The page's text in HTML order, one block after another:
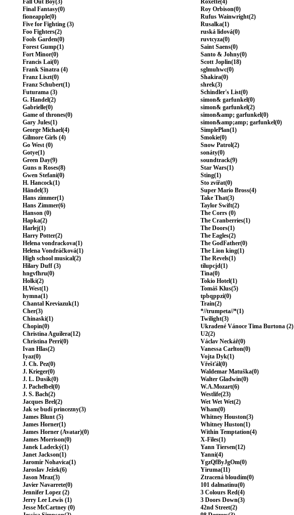
Fall Out Boy(3)
Final Fantasy(0)
fioneapple(0)
Five for Fighting (3)
Foo Fighters(2)
Fools Garden(0)
Forest Gump(1)
Fort Minor(0)
Francis Lai(0)
Frank Sinatra (4)
Franz Liszt(0)
Franz Schubert(1)
Futurama (3)
G. Handel(2)
Gabrielle(0)
Game of thrones(0)
Gary Jules(1)
George Michael(4)
Gilmore Girls (4)
Go West (0)
Gotye(1)
Green Day(9)
Guns n Roses(8)
Gwen Stefani(0)
H. Hancock(1)
Händel(3)
Hans zimmer(1)
Hans Zimmer(6)
Hanson (0)
Hapka(2)
Harlej(1)
Harry Potter(2)
Helena vondrackova(1)
Helena Vondráčková(1)
High school musical(2)
Hilary Duff (3)
hngvfhru(0)
Holki(2)
H.West(1)
hymna(1)
Chantal Kreviazuk(1)
Cher(3)
Chinaski(1)
Chopin(0)
Christina Aguilera(12)
Christina Perri(0)
Ivan Hlas(2)
Iyaz(0)
J. Ch. Pez(0)
J. Krieger(0)
J. L. Dusík(0)
J. Pachelbel(0)
J. S. Bach(2)
Jacques Brel(2)
Jak se budí princezny(3)
James Blunt (5)
James Horner(1)
James Horner (Avatar)(0)
James Morrison(0)
Janek Ladecký(1)
Janet Jackson(1)
Jaromír Nohavica(1)
Jaroslav Ježek(6)
Jason Mraz(3)
Javier Navarrete(0)
Jennifer Lopez (2)
Jerry Lee Lewis (1)
Jesse McCartney (0)
Roxette(4)
Roy Orbison(0)
Rufus Wainwright(2)
Rusalka(1)
ruská lidová(0)
ruvtcyza(0)
Saint Saens(0)
Santo & Johny(0)
Scott Joplin(18)
sglmuhwc(0)
Shakira(0)
shrek(3)
Schindler's List(0)
simon& garfunkel(0)
simon& garfunkel(2)
simon&amp; garfunkel(0)
simon&amp;amp; garfunkel(0)
SimplePlan(1)
Smokie(0)
Snow Patrol(2)
sonáty(0)
soundtrack(9)
Star Wars(1)
Sting(1)
Sto zvířat(0)
Super Mario Bross(4)
Take That(3)
Taylor Swift(2)
The Corrs (0)
The Cranberries(1)
The Doors(1)
The Eagles(2)
The GodFather(0)
The Lion king(1)
The Revels(1)
tilupcjd(1)
Tina(0)
Tokio Hotel(1)
Tomáš Klus(5)
tpbqppzi(0)
Train(2)
*//trumpeta//*(1)
Twilight(3)
Ukradené Vánoce Tima Burtona (2)
U2(2)
Václav Neckář(0)
Vanessa Carlton(0)
Vojta Dyk(1)
Vřešťál(0)
Waldemar Matuška(0)
Walter Gladwin(0)
W.A.Mozart(6)
Westlife(23)
Wet Wet Wet(2)
Wham(0)
Whitney Houston(3)
Whitney Huston(1)
Within Temptation(4)
X-Files(1)
Yann Tiersen(12)
Yanni(4)
YgzQfByJgOm(0)
Yiruma(11)
Ztracená bloudím(0)
101 dalmatinu(0)
3 Colours Red(4)
3 Doors Down(3)
42nd Street(2)